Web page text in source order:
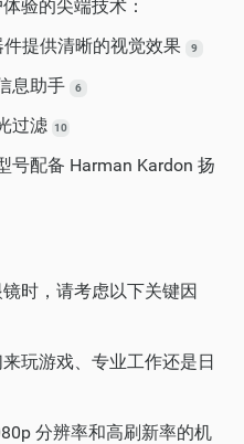
验的尖端技术：
提供清晰的视觉效果
9
息助手 6
过滤 10
号配备 Harman Kardon 扬
时，请考虑以下关键因
玩游戏、专业工作还是日
分辨率和高刷新率的机